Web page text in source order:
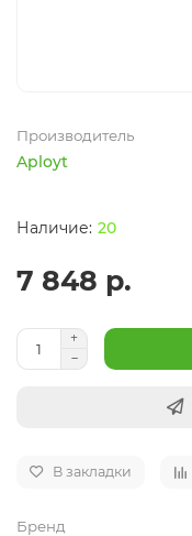
Производитель
Aployt
20
7 848 р.
В закладки
Бренд